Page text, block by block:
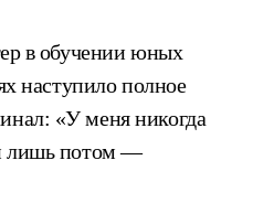
в обучении юных
наступило полное
«У меня никогда
и лишь потом —